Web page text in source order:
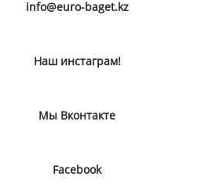
info@euro-baget.kz
Наш инстаграм!
Мы Вконтакте
Facebook